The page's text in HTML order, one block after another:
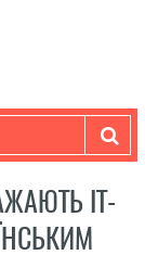
ІТ-